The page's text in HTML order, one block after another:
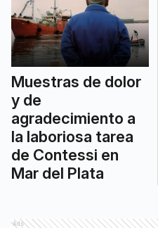
Muestras de dolor
y de
agradecimiento a
la laboriosa tarea
de Contessi en
Mar del Plata
Ads